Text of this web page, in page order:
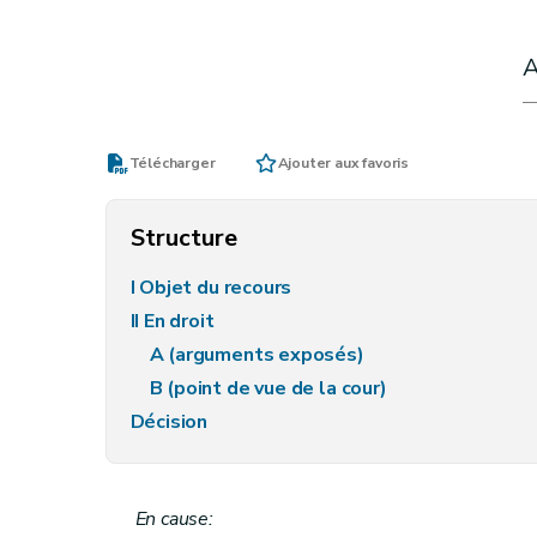
Télécharger Ajouter aux favoris
Structure
I Objet du recours
II En droit
A (arguments exposés)
B (point de vue de la cour)
Décision
En cause: